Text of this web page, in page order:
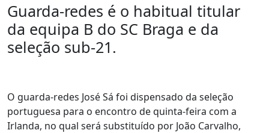
Guarda-redes é o habitual titular
da equipa B do SC Braga e da
seleção sub-21.
O guarda-redes José Sá foi dispensado da seleção
portuguesa para o encontro de quinta-feira com a
Irlanda, no qual será substituído por João Carvalho,